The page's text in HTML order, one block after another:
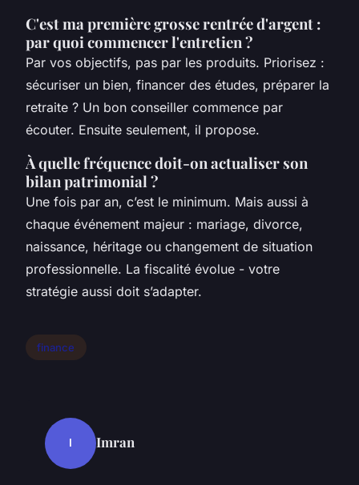
C'est ma première grosse rentrée d'argent :
par quoi commencer l'entretien ?
Par vos objectifs, pas par les produits. Priorisez :
sécuriser un bien, financer des études, préparer la
retraite ? Un bon conseiller commence par
écouter. Ensuite seulement, il propose.
À quelle fréquence doit-on actualiser son
bilan patrimonial ?
Une fois par an, c’est le minimum. Mais aussi à
chaque événement majeur : mariage, divorce,
naissance, héritage ou changement de situation
professionnelle. La fiscalité évolue - votre
stratégie aussi doit s’adapter.
finance
I Imran